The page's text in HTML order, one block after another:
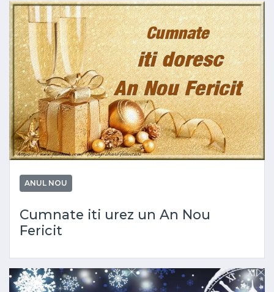
ANUL NOU
Cumnate iti urez un An Nou
Fericit